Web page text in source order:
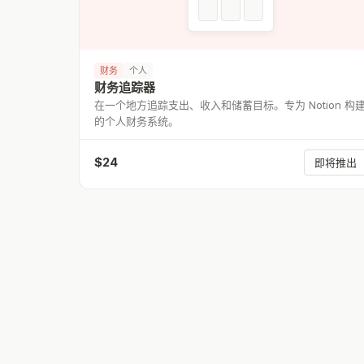
财务 个人
财务追踪器
在一个地方追踪支出、收入和储蓄目标。专为 Notion 构
的个人财务系统。
$24 即将推出